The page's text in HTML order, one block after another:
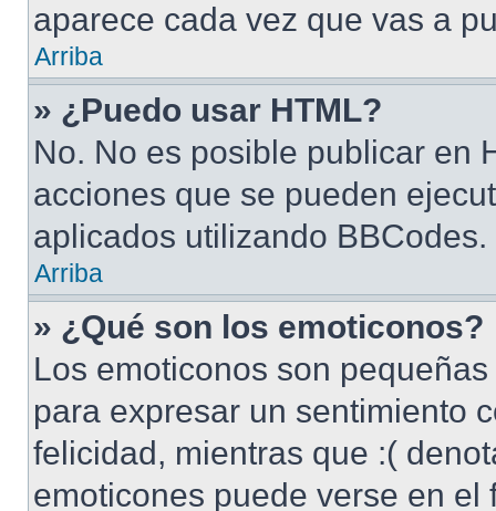
aparece cada vez que vas a
Arriba
» ¿Puedo usar HTML?
No. No es posible publicar en
acciones que se pueden
aplicados utilizando BBCodes.
Arriba
» ¿Qué son los emoticonos?
Los emoticonos son
para expresar un sentimiento
felicidad, mientras que :(
emoticones puede verse en